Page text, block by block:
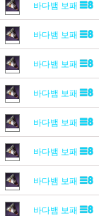
바다뱀 보패
바다뱀 보패
바다뱀 보패
바다뱀 보패
바다뱀 보패
바다뱀 보패
바다뱀 보패
바다뱀 보패